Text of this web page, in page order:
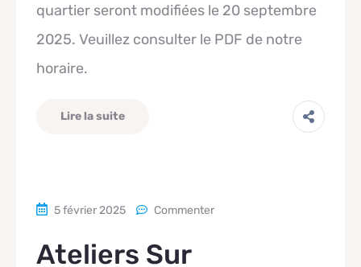
quartier seront modifiées le 20 septembre
2025. Veuillez consulter le PDF de notre
horaire.
Lire la suite
5 février 2025 Commenter
Ateliers Sur